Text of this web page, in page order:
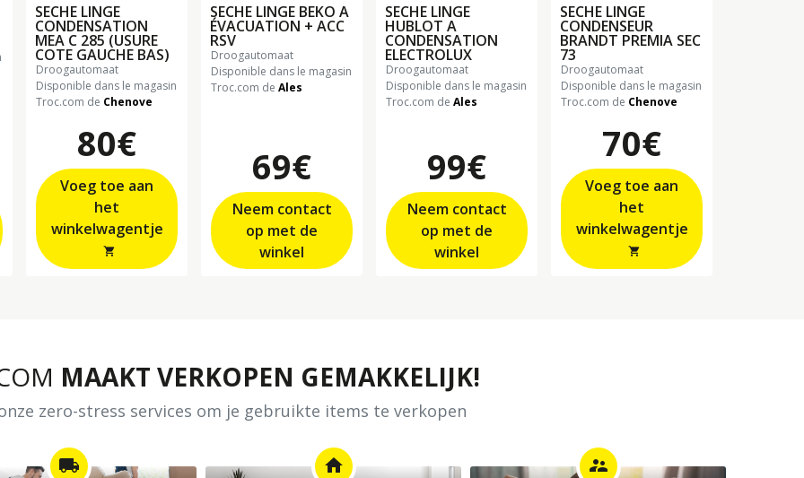
SECHE LINGE
CONDENSATION
MEA C 285 (USURE
COTE GAUCHE BAS)
droogautomaat
Disponible dans le magasin
Troc.com de Chenove
80€
Voeg toe aan
het
shopping_cart
SECHE LINGE BEKO A
ÉVACUATION + ACC
RSV
droogautomaat
Disponible dans le magasin
Troc.com de Ales
69€
Neem contact
op met de
winkel
SECHE LINGE
HUBLOT A
CONDENSATION
ELECTROLUX
droogautomaat
Disponible dans le magasin
Troc.com de Ales
99€
Neem contact
op met de
winkel
SECHE LINGE
CONDENSEUR
BRANDT PREMIA SEC
73
droogautomaat
Disponible dans le magasin
Troc.com de Chenove
70€
Voeg toe aan
het
shopping_cart
MAAKT VERKOPEN GEMAKKELIJK!
zero-stress services om je gebruikte items te verkopen
local_shipping home supervisor_account